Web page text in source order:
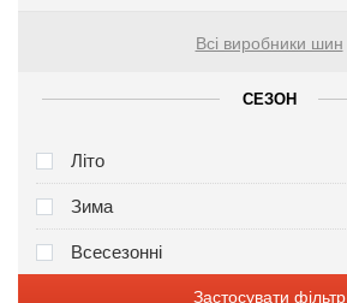
Всі виробники шин
СЕЗОН
Літо
Зима
Всесезонні
Застосувати фільтр